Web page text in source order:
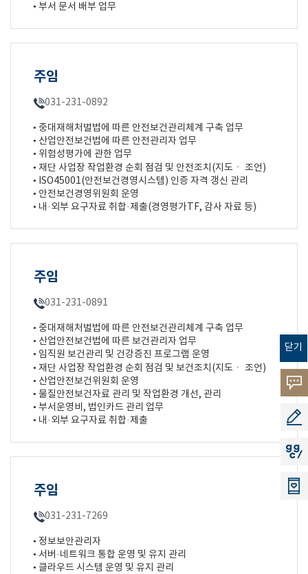
닫기
고객의
소리
공모
지지
• 부서 문서 배부 업무
주임
031-231-0892
• 중대재해처벌법에 따른 안전보건관리체계 구축 업무
• 산업안전보건법에 따른 안전관리자 업무
• 위험성평가에 관한 업무
• 재단 사업장 작업환경 순회 점검 및 안전조치(지도ㆍ 조언)
• ISO45001(안전보건경영시스템) 인증 자격 갱신 관리
• 안전보건경영위원회 운영
• 내·외부 요구자료 취합·제출(경영평가TF, 감사 자료 등)
주임
031-231-0891
• 중대재해처벌법에 따른 안전보건관리체계 구축 업무
• 산업안전보건법에 따른 보건관리자 업무
• 임직원 보건관리 및 건강증진 프로그램 운영
• 재단 사업장 작업환경 순회 점검 및 보건조치(지도ㆍ 조언)
• 산업안전보건위원회 운영
• 물질안전보건자료 관리 및 작업환경 개선, 관리
• 부서운영비, 법인카드 관리 업무
• 내·외부 요구자료 취합·제출
주임
031-231-7269
• 정보보안관리자
• 서버·네트워크 통합 운영 및 유지 관리
• 클라우드 시스템 운영 및 유지 관리